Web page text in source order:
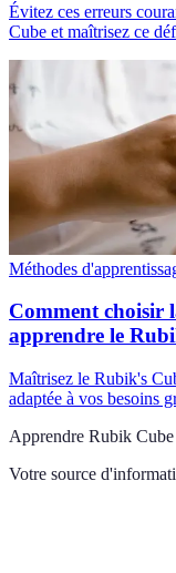
Évitez ces erreurs
Cube et maîtrisez ce
Méthodes
Comment choisir
apprendre le
Maîtrisez le Rubik's
adaptée à vos besoins
Apprendre Rubik Cube
Votre source